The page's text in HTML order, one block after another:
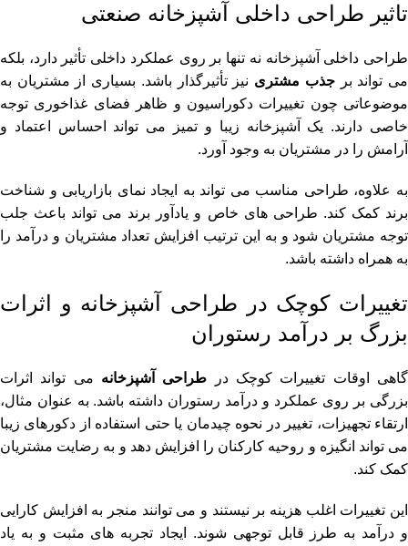
تاثیر طراحی داخلی آشپزخانه صنعتی
طراحی داخلی آشپزخانه نه تنها بر روی عملکرد داخلی تأثیر دارد، بلکه
می تواند برجذب مشتری نیز تأثیرگذار باشد. بسیاری از مشتریان به
موضوعاتی چون تغییرات دکوراسیون و ظاهر فضای غذاخوری توجه
خاصی دارند. یک آشپزخانه زیبا و تمیز می تواند احساس اعتماد و
آرامش را در مشتریان به وجود آورد.
به علاوه، طراحی مناسب می تواند به ایجاد نمای بازاریابی و شناخت
برند کمک کند. طراحی های خاص و یادآور برند می تواند باعث جلب
توجه مشتریان شود و به این ترتیب افزایش تعداد مشتریان و درآمد را
به همراه داشته باشد.
تغییرات کوچک در طراحی آشپزخانه و اثرات
بزرگ بر درآمد رستوران
گاهی اوقات تغییرات کوچک در طراحی آشپزخانه می تواند اثرات
بزرگی بر روی عملکرد و درآمد رستوران داشته باشد. به عنوان مثال،
ارتقاء تجهیزات، تغییر در نحوه چیدمان یا حتی استفاده از دکورهای زیبا
می تواند انگیزه و روحیه کارکنان را افزایش دهد و به رضایت مشتریان
کمک کند.
این تغییرات اغلب هزینه بر نیستند و می توانند منجر به افزایش کارایی
و درآمد به طرز قابل توجهی شوند. ایجاد تجربه های مثبت و به یاد